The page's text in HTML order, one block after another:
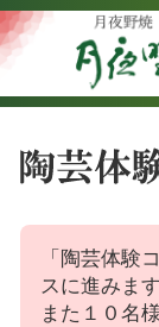
「陶芸体験
スに進みます
また１０名